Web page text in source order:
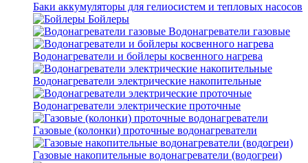
Баки аккумуляторы для гелиосистем и тепловых насосов
Бойлеры
Водонагреватели газовые
Водонагреватели и бойлеры косвенного нагрева
Водонагреватели электрические накопительные
Водонагреватели электрические проточные
Газовые (колонки) проточные водонагреватели
Газовые накопительные водонагреватели (водогреи)